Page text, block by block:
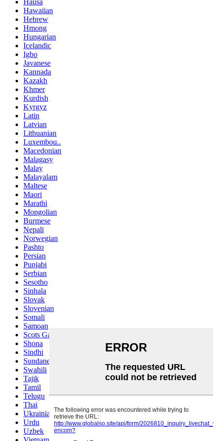
Hawaiian
Hebrew
Hmong
Hungarian
Icelandic
Igbo
Javanese
Kannada
Kazakh
Khmer
Kurdish
Kyrgyz
Latin
Latvian
Lithuanian
Luxembou..
Macedonian
Malagasy
Malay
Malayalam
Maltese
Maori
Marathi
Mongolian
Burmese
Nepali
Norwegian
Pashto
Persian
Punjabi
Serbian
Sesotho
Sinhala
Slovak
Slovenian
Somali
Samoan
Scots Gaelic
Shona
Sindhi
Sundanese
Swahili
Tajik
Tamil
Telugu
Thai
Ukrainian
Urdu
Uzbek